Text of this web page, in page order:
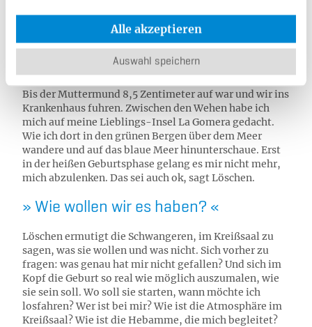
Alle akzeptieren
Auswahl speichern
und der Frau das Gefühl vermitteln, etwas tun zu
können. Ich habe in der Schwangerschaft einen
Selbsthypnose- oder auch Hypno Birthing-Kurs
gemacht. Er hat mir zumindest in der ersten Phase der
Geburt gut geholfen.
Bis der Muttermund 8,5 Zentimeter auf war und wir ins
Krankenhaus fuhren. Zwischen den Wehen habe ich
mich auf meine Lieblings-Insel La Gomera gedacht.
Wie ich dort in den grünen Bergen über dem Meer
wandere und auf das blaue Meer hinunterschaue. Erst
in der heißen Geburtsphase gelang es mir nicht mehr,
mich abzulenken. Das sei auch ok, sagt Löschen.
Wie wollen wir es haben?
Löschen ermutigt die Schwangeren, im Kreißsaal zu
sagen, was sie wollen und was nicht. Sich vorher zu
fragen: was genau hat mir nicht gefallen? Und sich im
Kopf die Geburt so real wie möglich auszumalen, wie
sie sein soll. Wo soll sie starten, wann möchte ich
losfahren? Wer ist bei mir? Wie ist die Atmosphäre im
Kreißsaal? Wie ist die Hebamme, die mich begleitet?